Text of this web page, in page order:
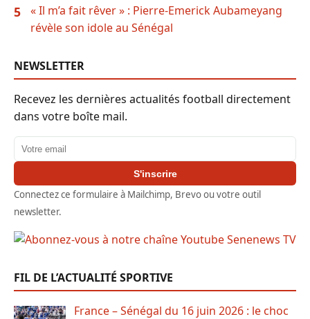
5
« Il m’a fait rêver » : Pierre-Emerick Aubameyang
révèle son idole au Sénégal
NEWSLETTER
Recevez les dernières actualités football directement
dans votre boîte mail.
Adresse email
S'inscrire
Connectez ce formulaire à Mailchimp, Brevo ou votre outil
newsletter.
FIL DE L’ACTUALITÉ SPORTIVE
France – Sénégal du 16 juin 2026 : le choc